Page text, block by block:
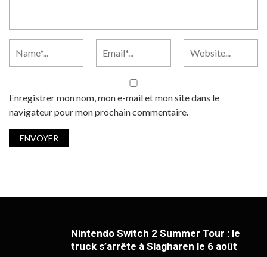
Enregistrer mon nom, mon e-mail et mon site dans le
navigateur pour mon prochain commentaire.
Nintendo Switch 2 Summer Tour : le
truck s’arrête à Slagharen le 6 août